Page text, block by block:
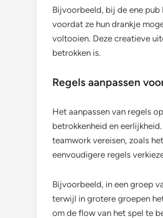
Bijvoorbeeld, bij de ene pub
voordat ze hun drankje
voltooien. Deze creatieve
betrokken is.
Regels aanpassen
Het aanpassen van regels
betrokkenheid en
teamwork vereisen, zoals
eenvoudigere regels
Bijvoorbeeld, in een groep
terwijl in grotere groepen
om de flow van het spel te